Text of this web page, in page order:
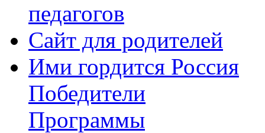
педагогов
Сайт для родителей
Ими гордится Россия
Победители
Программы